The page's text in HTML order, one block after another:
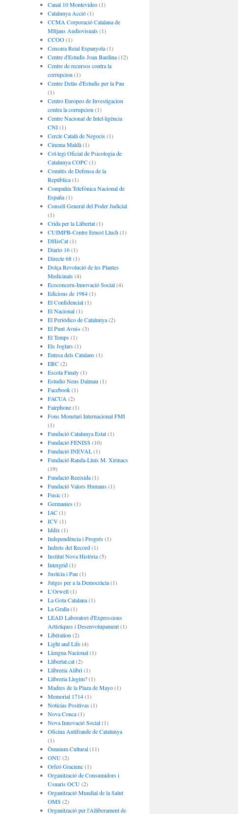
Canal 10 Montevideo(1)
Catalunya Acció(1)
CCMA Corporació Catalana de
MItjans Audiovisuals(1)
CCOO(1)
Censura Reial Espanyola(1)
Centre d'Estudis Joan Bardina(12)
Centre de recursos contra la
corrupcion (1)
Centre Delàs d'Estudis per la Pau
(1)
Centro Europeo de Investigacion
contra la corrupcion (1)
Centre Nacional de Intel·ligència
CNI(1)
Cercle Català de Negocis(1)
Cinema Maldà(1)
Col·legi Oficial de Psicologia de
Catalunya COPC(1)
Comitès de Defensa de la
República(1)
Compañía Telefónica Nacional de
España(1)
Consell General del Poder Judicial
(1)
Crida per la Llibertat(1)
CUIMPB-Centre Ernest Lluch(1)
DHisCat(1)
Diario 16(1)
Directe 68(1)
Dolça Revolució de les Plantes
Medicinals(4)
Ecoconcern-Innovació Social(4)
Edicions de 1984(1)
El Confidencial(1)
El Nacional(1)
El Periódico de Catalunya(2)
El Punt Avui+(3)
El Temps(1)
Els Joglars(1)
Entesa dels Catalans(1)
ERC(2)
Escola Finaly(1)
Estudio Neus Dalmau (1)
Facebook(1)
FACUA (2)
Fairphone(1)
Fons Monetari Internacional FMI
(1)
Fundació Catalunya Estat(1)
Fundació FENISS (10)
Fundació INEVAL(1)
Fundació Randa-Lluís M. Xirinacs
(19)
Fundació Reeixida(1)
Fundació Valors Humans(1)
Fusic(1)
Germanies(1)
IAC(1)
ICV(1)
Iddix (1)
Independència i Progrés(1)
Indrets del Record(1)
Institut Nova Història(5)
Intergrid(1)
Justícia i Pau (1)
Jutges per a la Democràcia(1)
L’Orwell(1)
La Gota Catalana(1)
La Gralla(1)
LEAD Laboratori d'Expressions
Artístiques i Desenvolupament(1)
Libération (2)
Light and Life(4)
Llengua Nacional(1)
Llibertat.cat(2)
Llibreria Alibri(1)
Llibreria Llegim?(1)
Madres de la Plaza de Mayo(1)
Memorial 1714(1)
Noticias Positivas(1)
Nova Conca(1)
Nova Innovació Social(1)
Oficina Antifraude de Catalunya
(1)
Òmnium Cultural(11)
ONU(2)
Orfeó Gracienc(1)
Organització de Consumidors i
Usuaris OCU(2)
Organització Mundial de la Salut
OMS (2)
Organització per l'Alliberament de